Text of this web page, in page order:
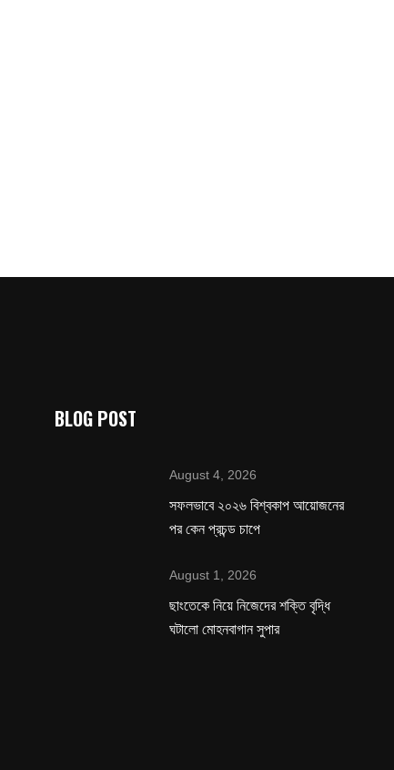
BLOG POST
August 4, 2026
সফলভাবে ২০২৬ বিশ্বকাপ আয়োজনের
পর কেন প্রচন্ড চাপে
August 1, 2026
ছাংতেকে নিয়ে নিজেদের শক্তি বৃদ্ধি
ঘটালো মোহনবাগান সুপার